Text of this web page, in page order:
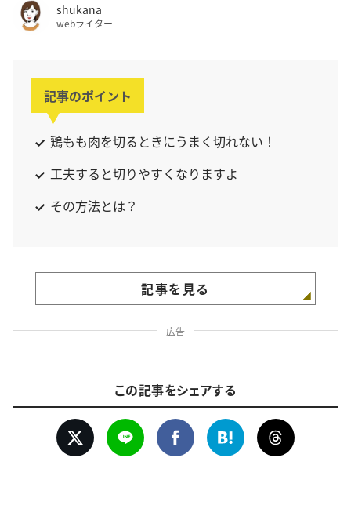
shukana
webライター
記事のポイント
鶏もも肉を切るときにうまく切れない！
工夫すると切りやすくなりますよ
その方法とは？
記事を見る
広告
この記事をシェアする